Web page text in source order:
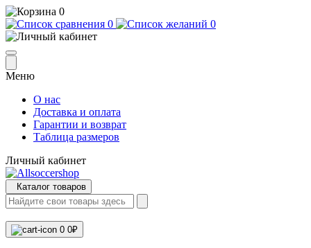
0
0
0
Меню
О нас
Доставка и оплата
Гарантии и возврат
Таблица размеров
Личный кабинет
Каталог товаров
0 0₽